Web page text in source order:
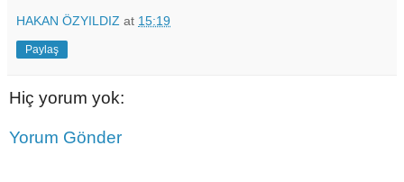
HAKAN ÖZYILDIZ at 15:19
Paylaş
Hiç yorum yok:
Yorum Gönder